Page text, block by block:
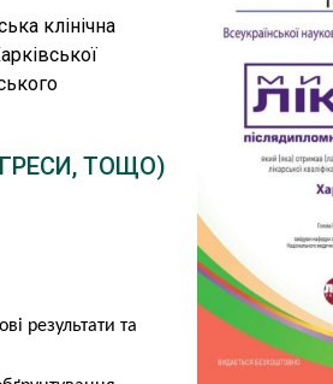
відвідувати
не займатися
клінічна
ТОЩО)
результати та